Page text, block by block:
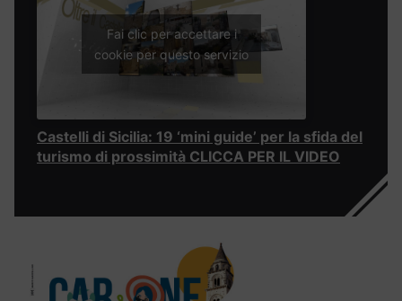
Fai clic per accettare i
cookie per questo servizio
Castelli di Sicilia: 19 ‘mini guide’ per la sfida del
turismo di prossimità CLICCA PER IL VIDEO